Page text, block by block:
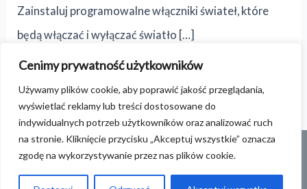
Cenimy prywatność użytkowników
Używamy plików cookie, aby poprawić jakość przeglądania,
wyświetlać reklamy lub treści dostosowane do
indywidualnych potrzeb użytkowników oraz analizować ruch
na stronie. Kliknięcie przycisku „Akceptuj wszystkie” oznacza
zgodę na wykorzystywanie przez nas plików cookie.
Zainstaluj programowalne włączniki świateł, które
będą włączać i wyłączać światło […]
Read More »
Polityka prywatności
Copyright © 2026 | RealizacjaS-media